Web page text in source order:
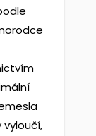
vyloučí,